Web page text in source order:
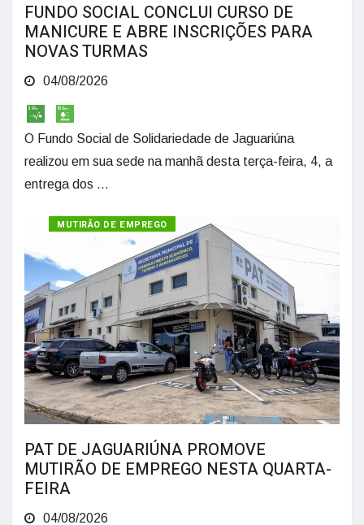
FUNDO SOCIAL CONCLUI CURSO DE
MANICURE E ABRE INSCRIÇÕES PARA
NOVAS TURMAS
04/08/2026
O Fundo Social de Solidariedade de Jaguariúna
realizou em sua sede na manhã desta terça-feira, 4, a
entrega dos ...
MUTIRÃO DE EMPREGO
PAT DE JAGUARIÚNA PROMOVE
MUTIRÃO DE EMPREGO NESTA QUARTA-
FEIRA
04/08/2026